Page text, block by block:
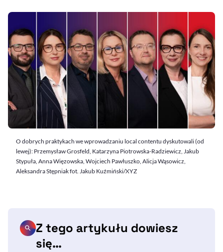
O dobrych praktykach we wprowadzaniu local contentu dyskutowali (od
lewej): Przemysław Grosfeld, Katarzyna Piotrowska-Radziewicz, Jakub
Stypuła, Anna Więzowska, Wojciech Pawłuszko, Alicja Wąsowicz,
Aleksandra Stępniak fot. Jakub Kuźmiński/XYZ
Z tego artykułu dowiesz
się…